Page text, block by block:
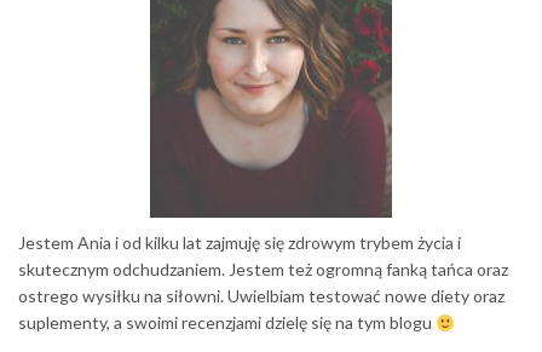
Jestem Ania i od kilku lat zajmuję się zdrowym trybem życia i
skutecznym odchudzaniem. Jestem też ogromną fanką tańca oraz
ostrego wysiłku na siłowni. Uwielbiam testować nowe diety oraz
suplementy, a swoimi recenzjami dzielę się na tym blogu